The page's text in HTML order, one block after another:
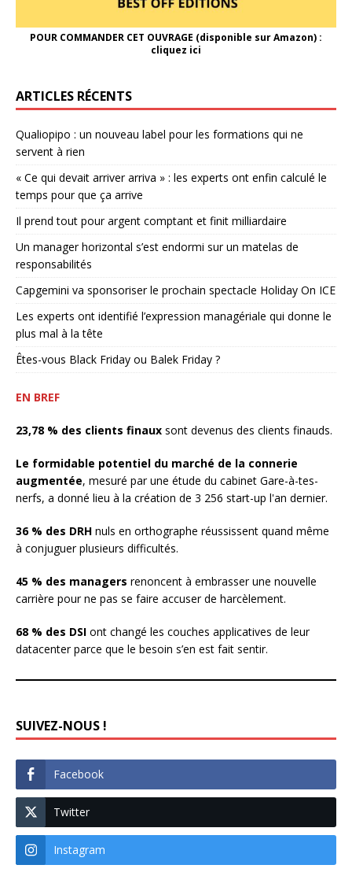
POUR COMMANDER CET OUVRAGE (disponible sur Amazon) :
cliquez ici
ARTICLES RÉCENTS
Qualiopipo : un nouveau label pour les formations qui ne
servent à rien
« Ce qui devait arriver arriva » : les experts ont enfin calculé le
temps pour que ça arrive
Il prend tout pour argent comptant et finit milliardaire
Un manager horizontal s’est endormi sur un matelas de
responsabilités
Capgemini va sponsoriser le prochain spectacle Holiday On ICE
Les experts ont identifié l’expression managériale qui donne le
plus mal à la tête
Êtes-vous Black Friday ou Balek Friday ?
EN BREF
23,78 % des clients finaux sont devenus des clients finauds.
Le formidable potentiel du marché de la connerie
augmentée, mesuré par une étude du cabinet Gare-à-tes-
nerfs, a donné lieu à la création de 3 256 start-up l'an dernier.
36 % des DRH nuls en orthographe réussissent quand même
à conjuguer plusieurs difficultés.
45 % des managers renoncent à embrasser une nouvelle
carrière pour ne pas se faire accuser de harcèlement.
68 % des DSI ont changé les couches applicatives de leur
datacenter parce que le besoin s’en est fait sentir.
SUIVEZ-NOUS !
Facebook
Twitter
Instagram